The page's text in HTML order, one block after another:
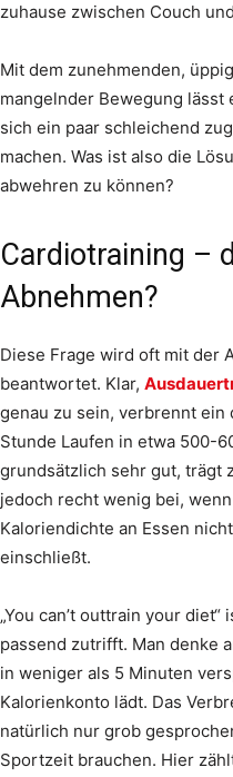
zuhause zwischen Couch
Mit dem zunehmenden,
mangelnder Bewegung lässt
sich ein paar schleichend
machen. Was ist also die
abwehren zu können?
Cardiotraining –
Abnehmen?
Diese Frage wird oft mit der
beantwortet. Klar,
genau zu sein, verbrennt
Stunde Laufen in etwa 500-
grundsätzlich sehr gut, trägt
jedoch recht wenig bei,
Kaloriendichte an Essen
einschließt.
„You can’t outtrain your
passend zutrifft. Man denke
in weniger als 5 Minuten
Kalorienkonto lädt. Das
natürlich nur grob
Sportzeit brauchen. Hier